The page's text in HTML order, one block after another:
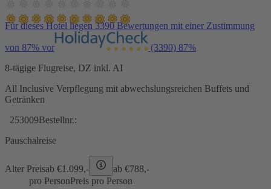
Für dieses Hotel liegen 3390 Bewertungen mit einer Zustimmung
von 87% vor (3390) 87%
8-tägige Flugreise, DZ inkl. AI
All Inclusive Verpflegung mit abwechslungsreichen Buffets und
Getränken
253009Bestellnr.:
Pauschalreise
Alter Preisab €1.099,- ab €788,-
pro PersonPreis pro Person